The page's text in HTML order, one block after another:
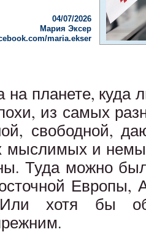
04/07/2026
Мария Эксер
maria.ekser
на планете, куда
из самых
свободной,
мыслимых и
Туда можно
Европы,
хотя бы